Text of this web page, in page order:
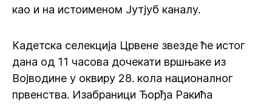
као и на истоименом Јутјуб каналу.
Кадетска селекција Црвене звезде ће истог
дана од 11 часова дочекати вршњаке из
Војводине у оквиру 28. кола националног
првенства. Изабраници Ђорђа Ракића